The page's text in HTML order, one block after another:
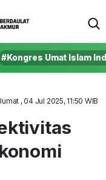
#Kongres Umat Islam
, 04 Jul 2025, 11:50 WIB